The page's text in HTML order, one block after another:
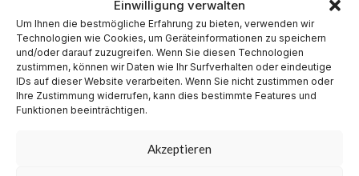
Einwilligung verwalten
Um Ihnen die bestmögliche Erfahrung zu bieten, verwenden wir
Technologien wie Cookies, um Geräteinformationen zu speichern
und/oder darauf zuzugreifen. Wenn Sie diesen Technologien
zustimmen, können wir Daten wie Ihr Surfverhalten oder eindeutige
IDs auf dieser Website verarbeiten. Wenn Sie nicht zustimmen oder
Ihre Zustimmung widerrufen, kann dies bestimmte Features und
Funktionen beeinträchtigen.
Akzeptieren
Februar 2025
Januar 2025
Dezember 2024
November 2024
Oktober 2024
September 2024